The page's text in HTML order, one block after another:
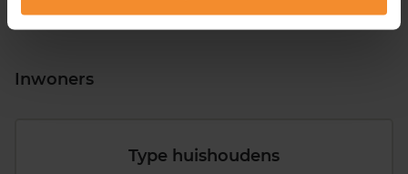
Inwoners
Type huishoudens